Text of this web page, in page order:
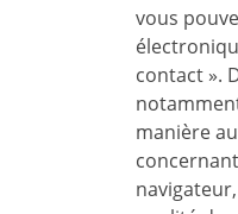
vous
contact ».
manière